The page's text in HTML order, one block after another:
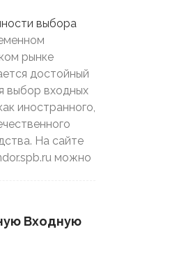
рынке
достойный
выбор входных
иностранного,
На сайте
можно
Входную